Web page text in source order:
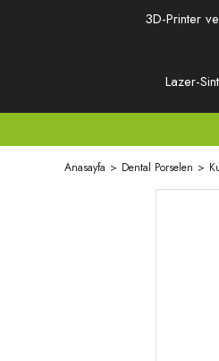
3D-Printer
Lazer-
Anasayfa Dental Porselen